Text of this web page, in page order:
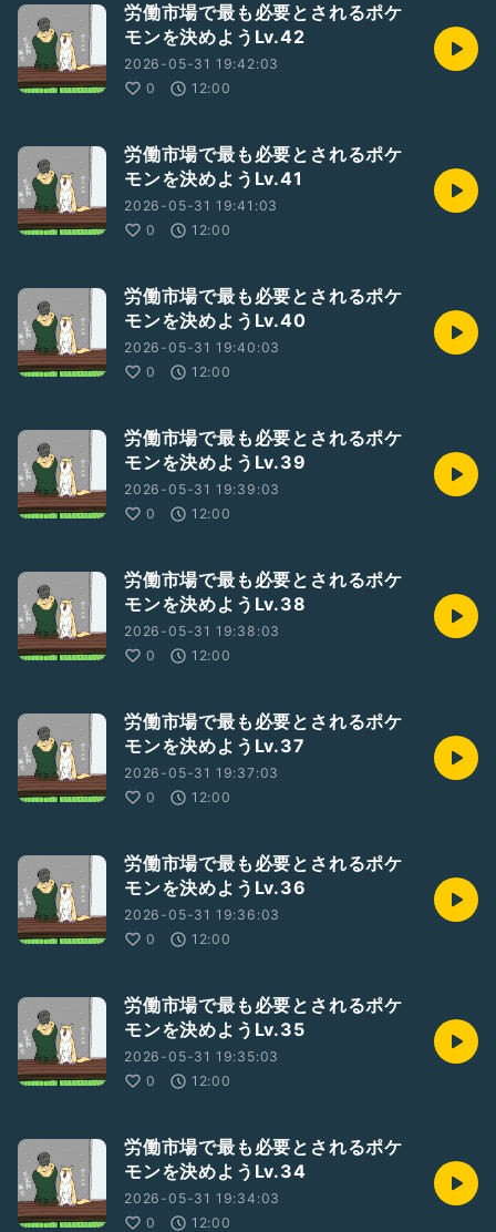
労働市場で最も必要とされるポケ
モンを決めようLv.42
2026-05-31 19:42:03
0
12:00
労働市場で最も必要とされるポケ
モンを決めようLv.41
2026-05-31 19:41:03
0
12:00
労働市場で最も必要とされるポケ
モンを決めようLv.40
2026-05-31 19:40:03
0
12:00
労働市場で最も必要とされるポケ
モンを決めようLv.39
2026-05-31 19:39:03
0
12:00
労働市場で最も必要とされるポケ
モンを決めようLv.38
2026-05-31 19:38:03
0
12:00
労働市場で最も必要とされるポケ
モンを決めようLv.37
2026-05-31 19:37:03
0
12:00
労働市場で最も必要とされるポケ
モンを決めようLv.36
2026-05-31 19:36:03
0
12:00
労働市場で最も必要とされるポケ
モンを決めようLv.35
2026-05-31 19:35:03
0
12:00
労働市場で最も必要とされるポケ
モンを決めようLv.34
2026-05-31 19:34:03
0
12:00